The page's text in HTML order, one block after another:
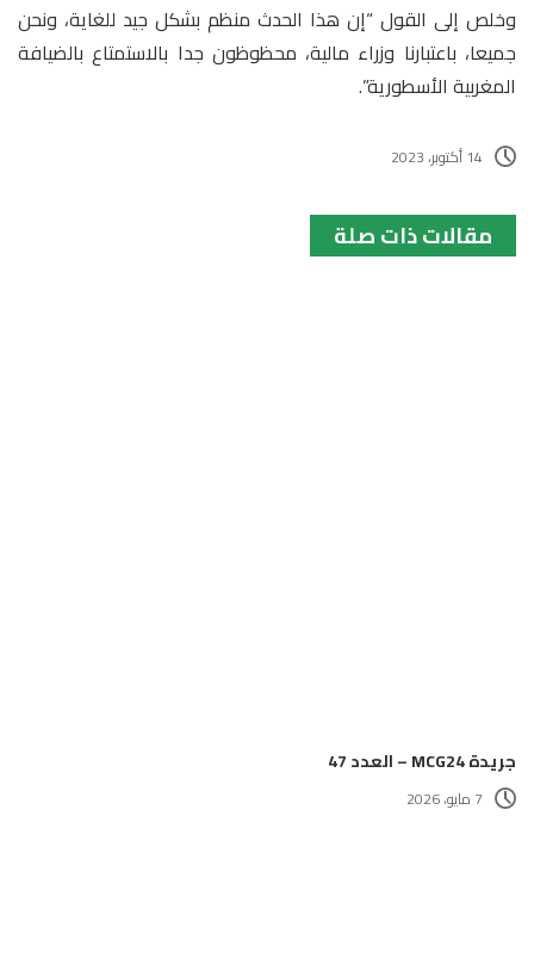
وخلص إلى القول “إن هذا الحدث منظم بشكل جيد للغاية، ونحن
جميعا، باعتبارنا وزراء مالية، محظوظون جدا بالاستمتاع بالضيافة
المغربية الأسطورية”.
14 أكتوبر، 2023
مقالات ذات صلة
جريدة MCG24 – العدد 47
7 مايو، 2026